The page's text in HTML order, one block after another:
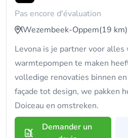
Pas encore d'évaluation
Wezembeek-Oppem(19 km)
Levona is je partner voor
warmtepompen te maken
volledige renovaties binnen
façade tot design, we pakken
Doiceau en omstreken.
Demander un